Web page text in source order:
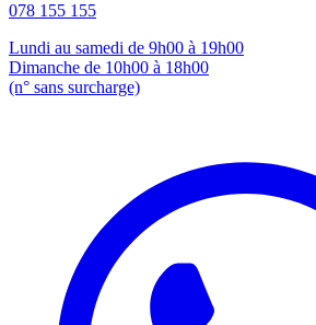
078 155 155
Lundi au samedi de 9h00 à 19h00
Dimanche de 10h00 à 18h00
(n° sans surcharge)